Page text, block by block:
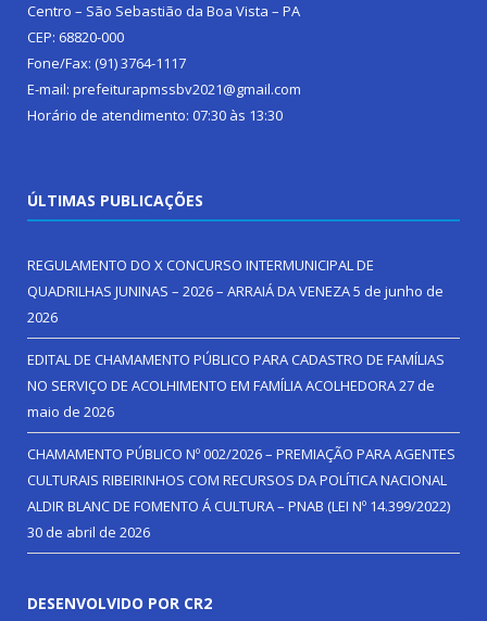
Centro – São Sebastião da Boa Vista – PA
CEP: 68820-000
Fone/Fax: (91) 3764-1117
E-mail: prefeiturapmssbv2021@gmail.com
Horário de atendimento: 07:30 às 13:30
ÚLTIMAS PUBLICAÇÕES
REGULAMENTO DO X CONCURSO INTERMUNICIPAL DE
QUADRILHAS JUNINAS – 2026 – ARRAIÁ DA VENEZA5 de junho de
2026
EDITAL DE CHAMAMENTO PÚBLICO PARA CADASTRO DE FAMÍLIAS
NO SERVIÇO DE ACOLHIMENTO EM FAMÍLIA ACOLHEDORA27 de
maio de 2026
CHAMAMENTO PÚBLICO Nº 002/2026 – PREMIAÇÃO PARA AGENTES
CULTURAIS RIBEIRINHOS COM RECURSOS DA POLÍTICA NACIONAL
ALDIR BLANC DE FOMENTO Á CULTURA – PNAB (LEI Nº 14.399/2022)
30 de abril de 2026
DESENVOLVIDO POR CR2